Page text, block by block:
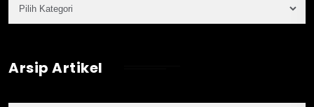
Arsip Artikel